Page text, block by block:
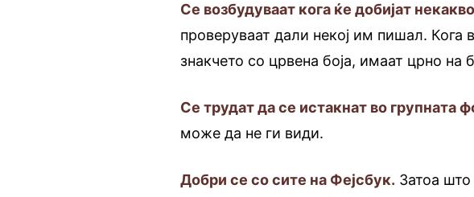
Се возбудуваат кога ќе добијат
проверуваат дали некој им пишал. Кога
знакчето со црвена боја, имаат црно на
Се трудат да се истакнат во групната
може да не ги види.
Добри се со сите на Фејсбук. Затоа